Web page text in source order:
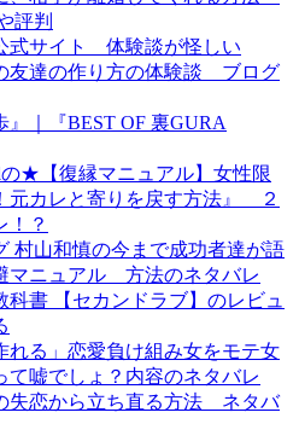
評判
式サイト 体験談が怪しい
友達の作り方の体験談 ブログ
』｜『BEST OF 裏GURA
の★【復縁マニュアル】女性限
元カレと寄りを戻す方法』 ２
！？
村山和慎の今まで成功者達が語
マニュアル 方法のネタバレ
書 【セカンドラブ】のレビュ
れる」恋愛負け組み女をモテ女
て嘘でしょ？内容のネタバレ
失恋から立ち直る方法 ネタバ